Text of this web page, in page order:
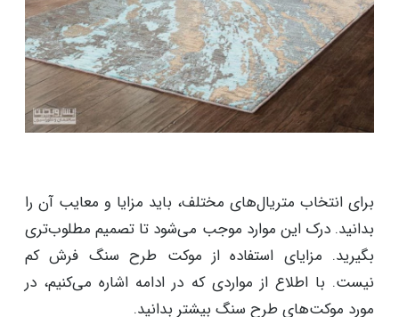
برای انتخاب متریال‌های مختلف، باید مزایا و معایب آن را
بدانید. درک این موارد موجب می‌شود تا تصمیم مطلوب‌تری
بگیرید. مزایای استفاده از موکت طرح سنگ فرش کم
نیست. با اطلاع از مواردی که در ادامه اشاره می‌کنیم، در
مورد موکت‌های طرح سنگ بیشتر بدانید.